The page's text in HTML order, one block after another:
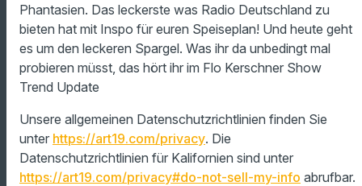
Phantasien. Das leckerste was Radio Deutschland zu
bieten hat mit Inspo für euren Speiseplan! Und heute geht
es um den leckeren Spargel. Was ihr da unbedingt mal
probieren müsst, das hört ihr im Flo Kerschner Show
Trend Update
Unsere allgemeinen Datenschutzrichtlinien finden Sie
unter https://art19.com/privacy. Die
Datenschutzrichtlinien für Kalifornien sind unter
https://art19.com/privacy#do-not-sell-my-info abrufbar.